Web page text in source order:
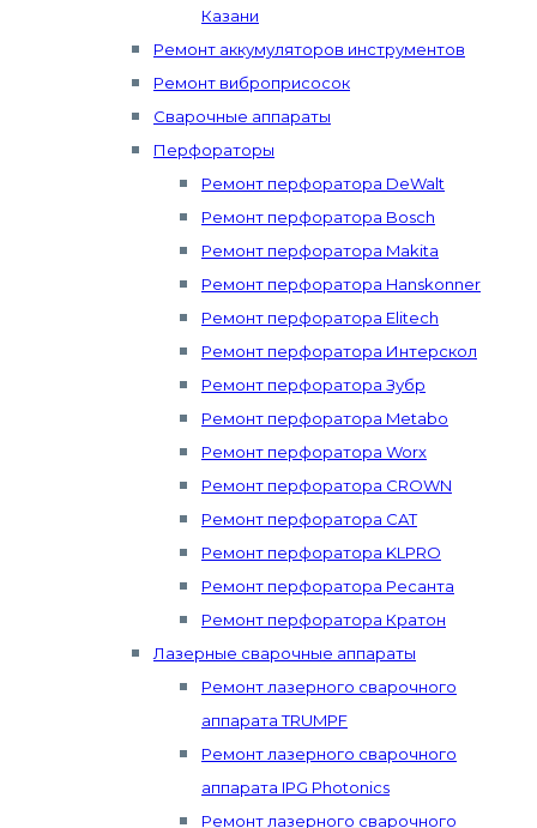
Казани
Ремонт аккумуляторов инструментов
Ремонт виброприсосок
Сварочные аппараты
Перфораторы
Ремонт перфоратора DeWalt
Ремонт перфоратора Bosch
Ремонт перфоратора Makita
Ремонт перфоратора Hanskonner
Ремонт перфоратора Elitech
Ремонт перфоратора Интерскол
Ремонт перфоратора Зубр
Ремонт перфоратора Metabo
Ремонт перфоратора Worx
Ремонт перфоратора CROWN
Ремонт перфоратора CAT
Ремонт перфоратора KLPRO
Ремонт перфоратора Ресанта
Ремонт перфоратора Кратон
Лазерные сварочные аппараты
Ремонт лазерного сварочного
аппарата TRUMPF
Ремонт лазерного сварочного
аппарата IPG Photonics
Ремонт лазерного сварочного